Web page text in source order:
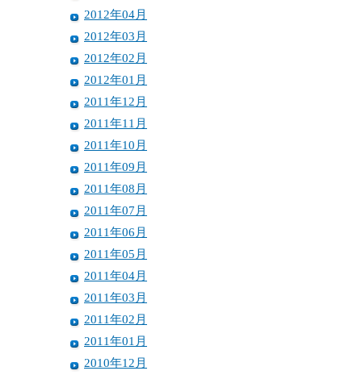
2012年04月
2012年03月
2012年02月
2012年01月
2011年12月
2011年11月
2011年10月
2011年09月
2011年08月
2011年07月
2011年06月
2011年05月
2011年04月
2011年03月
2011年02月
2011年01月
2010年12月